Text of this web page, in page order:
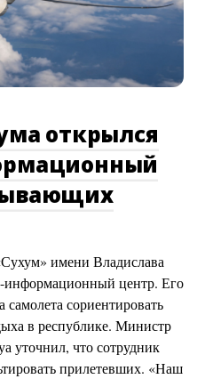
открылся
имени Владислава
информационный центр. Его
самолета сориентировать
в республике. Министр
уточнил, что сотрудник
прилетевших. «Наш